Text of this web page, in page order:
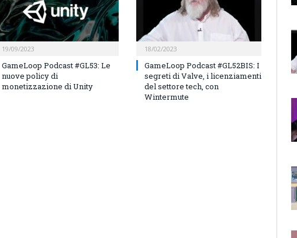
19/09/2023
GameLoop Podcast #GL53: Le
nuove policy di
monetizzazione di Unity
18/02/2023
GameLoop Podcast #GL52BIS: I
segreti di Valve, i licenziamenti
del settore tech, con
Wintermute